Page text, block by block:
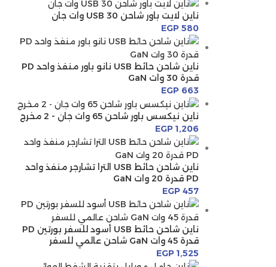
ناين لايت باور شاحن USB 30 وات جان
EGP580
ناين شاحن حائط USB نانو باور منفذ واحد PD
قدرة 30 وات GaN
EGP663
ناين نيكسس باور شاحن 65 وات جان - 2 مخرج
EGP1,206
ناين شاحن حائط USB الترا تشارجر منفذ واحد
PD قدرة 20 وات GaN
EGP457
ناين شاحن حائط USB أسود للسفر بورتين PD
قدرة 45 وات GaN شاحن عالمي للسفر
EGP1,525